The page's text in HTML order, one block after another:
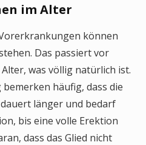
im Alter
können
Das passiert vor
was völlig natürlich ist.
häufig, dass die
länger und bedarf
bis eine volle Erektion
dass das Glied nicht